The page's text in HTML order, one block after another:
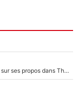
«Ç'a a été mal interprêté» : Medhi Benatia revient sur ses propos dans The Bridge et précise ses conditions pour rejoindre le PSG !